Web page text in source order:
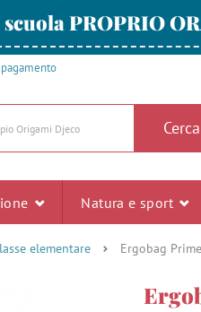
PROPRIO
Cerca
Natura e sport
elementare Ergobag